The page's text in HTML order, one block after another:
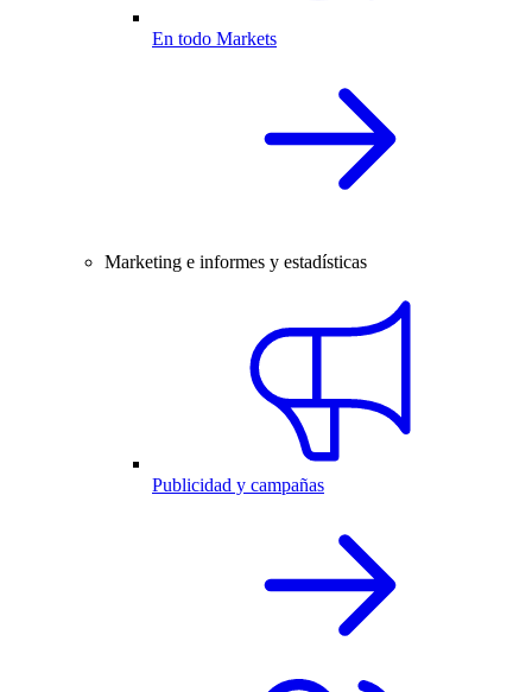
En todo Markets
Marketing e informes y estadísticas
Publicidad y campañas